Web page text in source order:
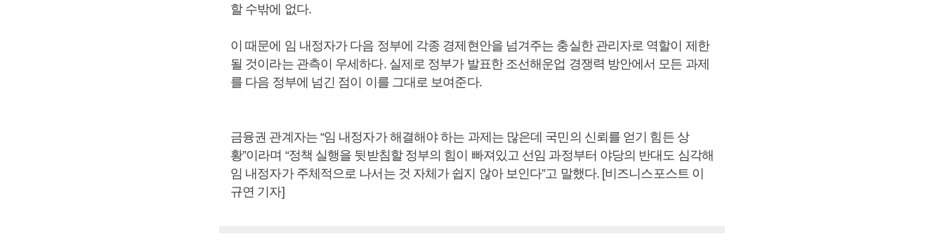
할 수밖에 없다.
이 때문에 임 내정자가 다음 정부에 각종 경제현안을 넘겨주는 충실한 관리자로 역할이 제한
될 것이라는 관측이 우세하다. 실제로 정부가 발표한 조선해운업 경쟁력 방안에서 모든 과제
를 다음 정부에 넘긴 점이 이를 그대로 보여준다.
금융권 관계자는 “임 내정자가 해결해야 하는 과제는 많은데 국민의 신뢰를 얻기 힘든 상
황”이라며 “정책 실행을 뒷받침할 정부의 힘이 빠져있고 선임 과정부터 야당의 반대도 심각해
임 내정자가 주체적으로 나서는 것 자체가 쉽지 않아 보인다”고 말했다. [비즈니스포스트 이
규연 기자]